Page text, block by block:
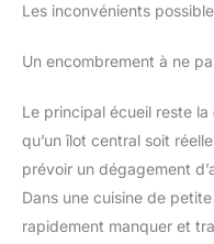
Les inconvénients
Un encombrement à ne
Le principal écueil reste la
qu’un îlot central soit
prévoir un dégagement
Dans une cuisine de
rapidement manquer et